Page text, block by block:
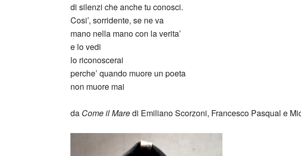
di silenzi che anche tu conosci.
Cosi’, sorridente, se ne va
mano nella mano con la verita’
e lo vedi
lo riconoscerai
perche’ quando muore un poeta
non muore mai
da Come il Maredi Emiliano Scorzoni, Francesco Pasqual e